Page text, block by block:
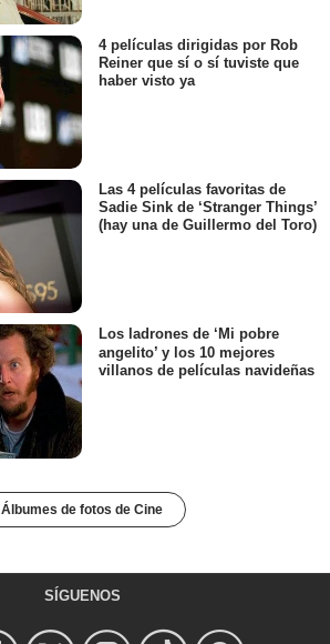
4 películas dirigidas por Rob
Reiner que sí o sí tuviste que
haber visto ya
Las 4 películas favoritas de
Sadie Sink de ‘Stranger Things’
(hay una de Guillermo del Toro)
Los ladrones de ‘Mi pobre
angelito’ y los 10 mejores
villanos de películas navideñas
Álbumes de fotos de Cine
SÍGUENOS